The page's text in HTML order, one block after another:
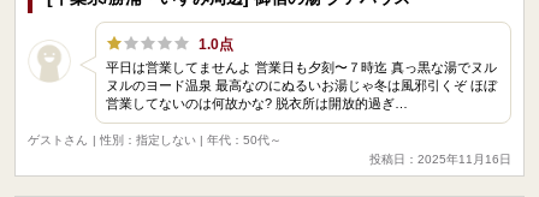
1.0点
平日は営業してませんよ 営業日も夕刻〜７時迄 真っ黒な湯でヌル
ヌルのヨード温泉 最高なのにぬるいお湯じゃ冬は風邪引くぞ ほぼ
営業してないのは何故かな? 脱衣所は開放的過ぎ…
ゲストさん
| 性別：指定しない | 年代：50代～
投稿日：2025年11月16日